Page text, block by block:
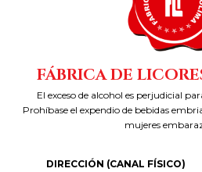
FÁBRICA DE
El exceso de alcohol es perjudicial
Prohíbase el expendio de bebidas
mujeres
DIRECCIÓN (CANAL FÍSICO)